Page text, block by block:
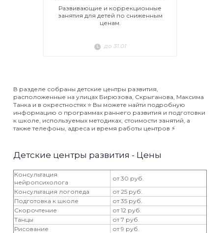
Развивающие и коррекционные
занятия для детей по сниженным
ценам.
до 31.01
В разделе собраны детские центры развития,
расположенные на улицах Бирюзова, Скрыганова, Максима
Танка и в окрестностях ⭐️ Вы можете найти подробную
информацию о программах раннего развития и подготовки
к школе, используемых методиках, стоимости занятий, а
также телефоны, адреса и время работы центров ⚡️
Детские центры развития - Цены
Консультация
нейропсихолога
от 30 руб.
Консультация логопеда
от 25 руб.
Подготовка к школе
от 35 руб.
Скорочтение
от 12 руб.
Танцы
от 7 руб.
Рисование
от 9 руб.